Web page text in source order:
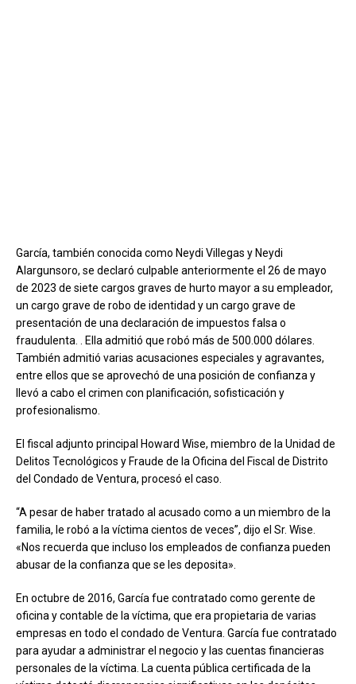
García, también conocida como Neydi Villegas y Neydi
Alargunsoro, se declaró culpable anteriormente el 26 de mayo
de 2023 de siete cargos graves de hurto mayor a su empleador,
un cargo grave de robo de identidad y un cargo grave de
presentación de una declaración de impuestos falsa o
fraudulenta. . Ella admitió que robó más de 500.000 dólares.
También admitió varias acusaciones especiales y agravantes,
entre ellos que se aprovechó de una posición de confianza y
llevó a cabo el crimen con planificación, sofisticación y
profesionalismo.
El fiscal adjunto principal Howard Wise, miembro de la Unidad de
Delitos Tecnológicos y Fraude de la Oficina del Fiscal de Distrito
del Condado de Ventura, procesó el caso.
“A pesar de haber tratado al acusado como a un miembro de la
familia, le robó a la víctima cientos de veces”, dijo el Sr. Wise.
«Nos recuerda que incluso los empleados de confianza pueden
abusar de la confianza que se les deposita».
En octubre de 2016, García fue contratado como gerente de
oficina y contable de la víctima, que era propietaria de varias
empresas en todo el condado de Ventura. García fue contratado
para ayudar a administrar el negocio y las cuentas financieras
personales de la víctima. La cuenta pública certificada de la